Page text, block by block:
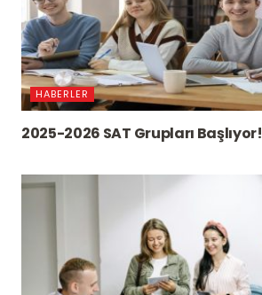
HABERLER
2025-2026 SAT Grupları Başlıyor!